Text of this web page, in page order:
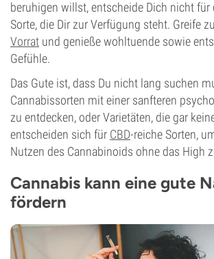
beruhigen willst, entscheide Dich nicht für
Sorte, die Dir zur Verfügung steht. Greife
Vorrat und genieße wohltuende sowie
Gefühle.
Das Gute ist, dass Du nicht lang suchen
Cannabissorten mit einer sanfteren
zu entdecken, oder Varietäten, die gar
entscheiden sich für CBD-reiche Sorten,
Nutzen des Cannabinoids ohne das High
Cannabis kann eine gute
fördern